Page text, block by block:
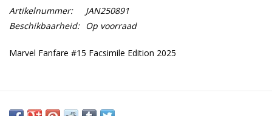
Artikelnummer:
JAN250891
Beschikbaarheid: Op voorraad
Marvel Fanfare #15 Facsimile Edition 2025